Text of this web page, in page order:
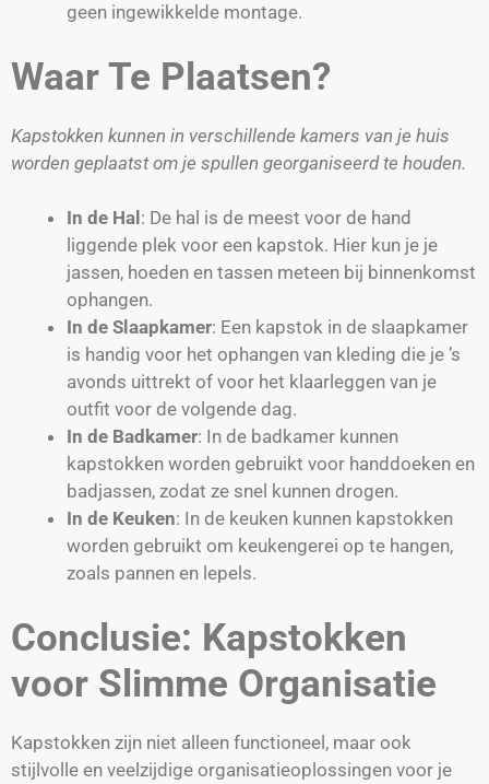
geen ingewikkelde montage.
Waar Te Plaatsen?
Kapstokken kunnen in verschillende kamers van je huis
worden geplaatst om je spullen georganiseerd te houden.
In de Hal : De hal is de meest voor de hand
liggende plek voor een kapstok. Hier kun je je
jassen, hoeden en tassen meteen bij binnenkomst
ophangen.
In de Slaapkamer: Een kapstok in de slaapkamer
is handig voor het ophangen van kleding die je ’s
avonds uittrekt of voor het klaarleggen van je
outfit voor de volgende dag.
In de Badkamer: In de badkamer kunnen
kapstokken worden gebruikt voor handdoeken en
badjassen, zodat ze snel kunnen drogen.
In de Keuken: In de keuken kunnen kapstokken
worden gebruikt om keukengerei op te hangen,
zoals pannen en lepels.
Conclusie: Kapstokken
voor Slimme Organisatie
Kapstokken zijn niet alleen functioneel, maar ook
stijlvolle en veelzijdige organisatieoplossingen voor je